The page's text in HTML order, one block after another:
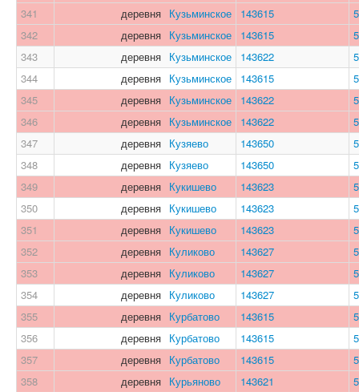
341
деревня Кузьминское 143615
342
деревня Кузьминское 143615
343
деревня Кузьминское 143622
344
деревня Кузьминское 143615
345
деревня Кузьминское 143622
346
деревня Кузьминское 143622
347
деревня Кузяево 143650
348
деревня Кузяево 143650
349
деревня Кукишево 143623
350
деревня Кукишево 143623
351
деревня Кукишево 143623
352
деревня Куликово 143627
353
деревня Куликово 143627
354
деревня Куликово 143627
355
деревня Курбатово 143615
356
деревня Курбатово 143615
357
деревня Курбатово 143615
358
деревня Курьяново 143621